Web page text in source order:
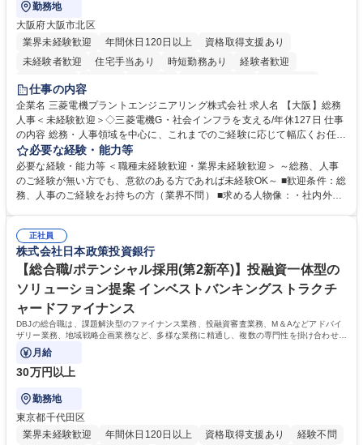
勤務地
大阪府大阪市北区
業界未経験歓迎
年間休日120日以上
資格取得支援あり
未経験者歓迎
住宅手当あり 時短勤務あり
経験者歓迎
退職金あり
駅近5分以内
土日祝休み 服装自由 寮・社宅あり 食事補助あり
仕事の内容
企業名 三菱電機プラントエンジニアリング株式会社 求人名 【大阪】総務
人事＜未経験歓迎＞◇三菱電機G・社会インフラを支える/年休127日 仕事
の内容 総務・人事領域を中心に、これまでのご経験に応じて幅広くお任せ
します。 ＜具体的には＞ ・総務/人事労務（給与・社保・勤怠管理など）
・採用・教育研修 ・福利厚生運用 など ※基本的には事務所勤務ですが、
採用や教育等の業務内容により、関西圏以外への日帰り・宿泊を伴う国内
出張もございます。 ※担当業務を持ちつつ、お互いに助け合いながら、総
必要な経験・能力等
必要な経験・能力等 ＜職種未経験歓迎・業界未経験歓迎＞ ～総務、人事
のご経験が無い方でも、意欲のある方であれば未経験OK～ ■歓迎条件：総
務、人事のご経験をお持ちの方（業界不問） ■求める人物像：・社内外の
正社員
株式会社日本政策投資銀行
【総合職/ポテンシャル採用(第2新卒)】投融資一体型の
ソリューション提案 インベストバンキングストラクチ
ャードファイナンス
DBJの総合職は、課題解決型のファイナンス業務、投融資審査業務、M＆Aなどアドバイ
ザリー業務、地域戦略企画業務など、多様な業務に精通し、複数の専門性を掛け合わせて
広く社会に貢献していく職種です。
月給
30万円以上
勤務地
東京都千代田区
業界未経験歓迎
年間休日120日以上 資格取得支援あり 経験不問